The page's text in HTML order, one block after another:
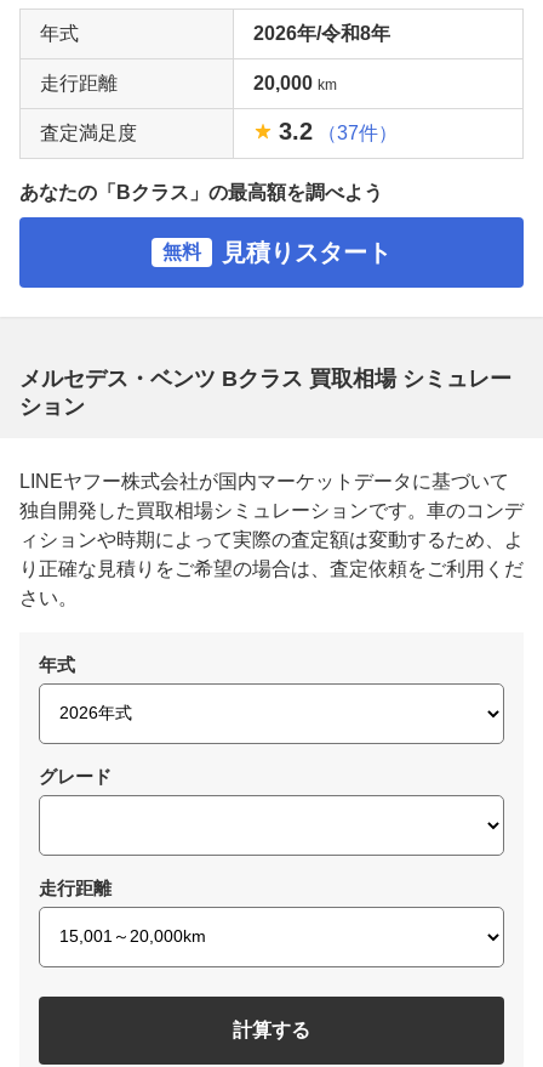
年式 2026年/令和8年
走行距離 20,000 km
査定満足度 3.2 （37件）
あなたの「Bクラス」の最高額を調べよう
無料 見積りスタート
メルセデス・ベンツ Bクラス 買取相場 シミュレー
ション
LINEヤフー株式会社が国内マーケットデータに基づいて
独自開発した買取相場シミュレーションです。車のコンデ
ィションや時期によって実際の査定額は変動するため、よ
り正確な見積りをご希望の場合は、査定依頼をご利用くだ
さい。
年式
グレード
走行距離
計算する